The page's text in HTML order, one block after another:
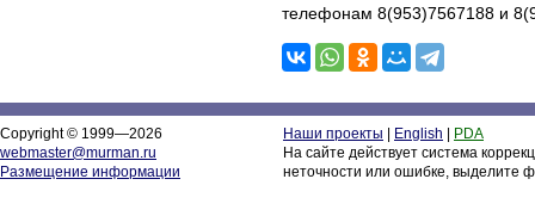
телефонам 8(953)7567188 и
Copyright © 1999—2026
webmaster@murman.ru
Размещение информации
Наши проекты English
PDA
На сайте действует система
неточности или ошибке, выделите